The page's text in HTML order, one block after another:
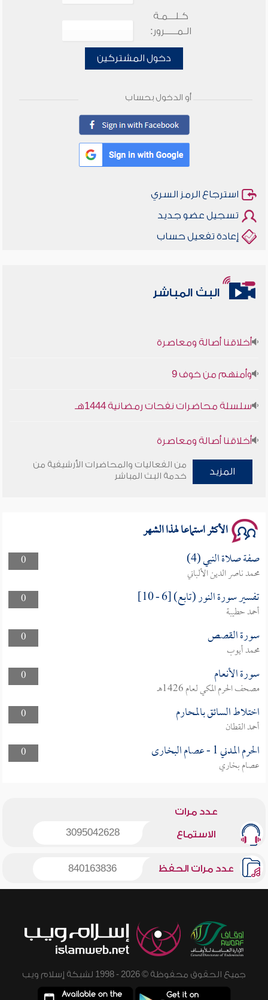
كـلـــمـة
الـمـــــرور:
دخول المشتركين
أو الدخول بحساب
استرجاع الرمز السري
تسجيل عضو جديد
إعادة تفعيل حساب
البث المباشر
أخلاقنا أصالة ومعاصرة
وأمنهم من خوف 9
سلسلة محاضرات نفحات رمضانية 1444هـ
أخلاقنا أصالة ومعاصرة
وأمنهم من خوف 9
المزيد
من الفعاليات والمحاضرات الأرشيفية من
خدمة البث المباشر
الأكثر استماعا لهذا الشهر
0 صفة صلاة النبي (4)
محمد ناصر الدين الألباني
0
تفسير سورة النور (تابع) [6 - 10]
أحمد حطيبة
0
سورة القصص
محمد أيوب
0
سورة الأنعام
مصحف الحرم المكي لعام 1426هـ
0
اختلاط السائق بالمحارم
أحمد القطان
0
الحرم المدني 1 - عصام البخارى
عصام بخاري
عدد مرات
الاستماع 3095042628
عدد مرات الحفظ 840163836
جميع الحقوق محفوظة © 2026 - 1998 لشبكة إسلام ويب